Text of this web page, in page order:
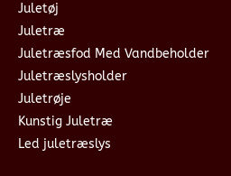
Juletøj
Juletræ
Juletræsfod Med Vandbeholder
Juletræslysholder
Juletrøje
Kunstig Juletræ
Led juletræslys